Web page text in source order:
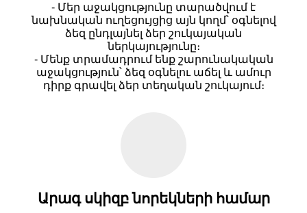
- Մեր աջակցությունը տարածվում է
նախնական ուղեցույցից այն կողմ՝ օգնելով
ձեզ ընդլայնել ձեր շուկայական
ներկայությունը։
- Մենք տրամադրում ենք շարունակական
աջակցություն՝ ձեզ օգնելու աճել և ամուր
դիրք գրավել ձեր տեղական շուկայում։
Արագ սկիզբ նորեկների համար